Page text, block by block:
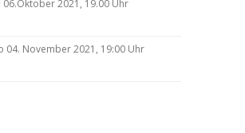
06.Oktober 2021, 19.00 Uhr
04. November 2021, 19:00 Uhr